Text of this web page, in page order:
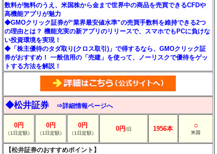
数料が無料のうえ、米国株から金まで世界中の商品を売買できるCFDや
高機能アプリが魅力
◆GMOクリック証券が“業界最安値水準”の売買手数料を維持できる2つ
の理由とは？ 機能充実の新アプリのリリースで、スマホでもPCに負けな
い投資環境を実現！
◆「株主優待のタダ取り(クロス取引)」で得するなら、GMOクリック証
券がおすすめ！ 一般信用の「売建」を使って、ノーリスクで優待をゲッ
トする方法を解説！
◆松井証券 ⇒詳細情報ページへ
0円
（1日定額）
0円
（1日定額）
0円
（1日定額）
0円/日 1956本 ○
米国
【松井証券のおすすめポイント】